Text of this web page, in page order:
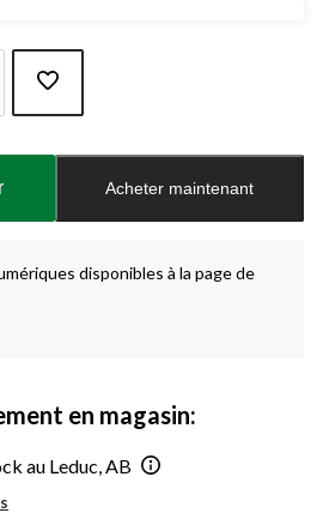
Acheter maintenant
disponibles à la page de
en magasin:
au Leduc, AB